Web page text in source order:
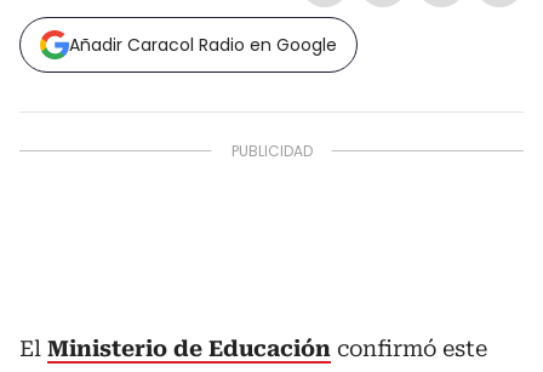
Añadir Caracol Radio en Google
El Ministerio de Educación confirmó este